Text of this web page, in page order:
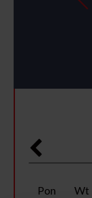
Pon Wt